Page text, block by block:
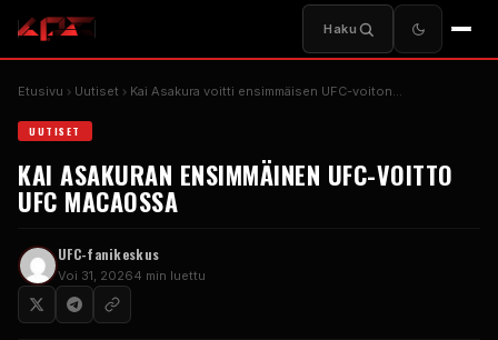
Haku
Etusivu Uutiset Kai Asakura voitti ensimmäisen UFC-voiton…
UUTISET
KAI ASAKURAN ENSIMMÄINEN UFC-VOITTO
UFC MACAOSSA
UFC-fanikeskus
Voi 31, 20264 min luettu